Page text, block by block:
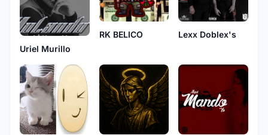
Uriel Murillo
RK BELICO Lexx Doblex's